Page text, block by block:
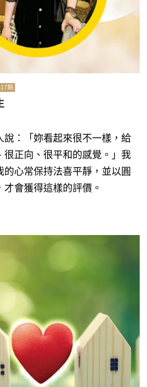
期
說：「妳看起來很不一樣，給
很正向、很平和的感覺。」我
的心常保持法喜平靜，並以圓
會獲得這樣的評價。